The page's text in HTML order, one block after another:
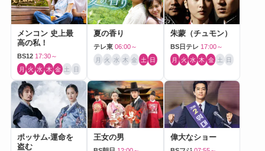
メンコン 史上最
高の私！
BS12 17:30～
月 火 水 木 金 土 日
夏の香り
テレ東 06:00～
月 火 水 木 金 土 日
朱蒙（チュモン）
BS日テレ 17:00～
月 火 水 木 金 土 日
ポッサム-運命を
盗む
王女の男 偉大なショー